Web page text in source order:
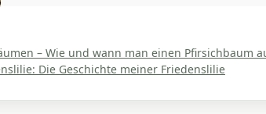
– Wie und wann man einen Pfirsichbaum
Die Geschichte meiner Friedenslilie